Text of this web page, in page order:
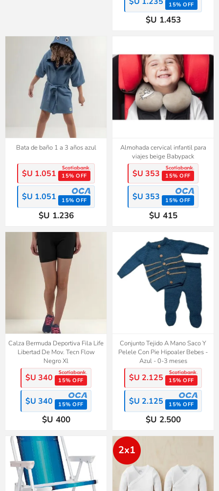
15% OFF
$U 1.453
Bata de baño 1 a 3 años azul
$U 1.051 15% OFF
$U 1.051 15% OFF
$U 1.236
Almohada cervical infantil para
viajes beige Babypack
$U 353 15% OFF
$U 353 15% OFF
$U 415
Calza Bermuda Deportiva Fila Life
Libertad De Mov. Tecn Flow
Negro Xl
$U 340 15% OFF
$U 340 15% OFF
$U 400
Conjunto Tejido A Mano Saco Y
Pelele Con Pie Hipoaler Bebes -
Azul - 0-3 meses
$U 2.125 15% OFF
$U 2.125 15% OFF
$U 2.500
2x1